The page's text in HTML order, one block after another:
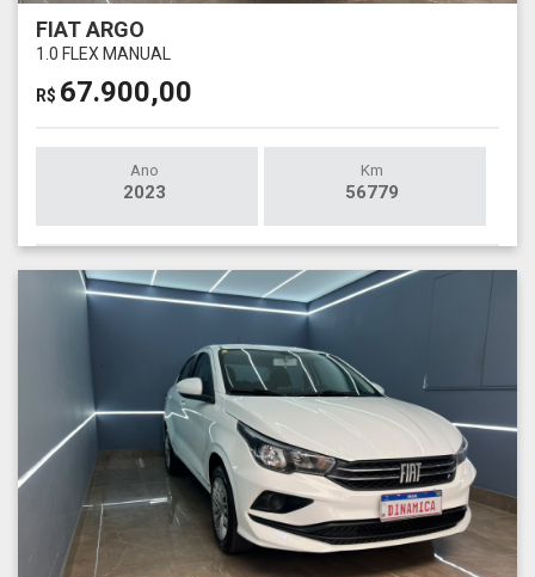
FIAT ARGO
1.0 FLEX MANUAL
R$ 67.900,00
Ano
2023
Km
56779